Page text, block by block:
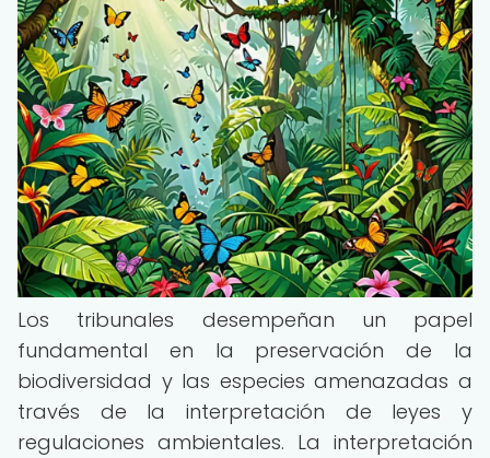
Los tribunales desempeñan un papel
fundamental en la preservación de la
biodiversidad y las especies amenazadas a
través de la interpretación de leyes y
regulaciones ambientales. La interpretación